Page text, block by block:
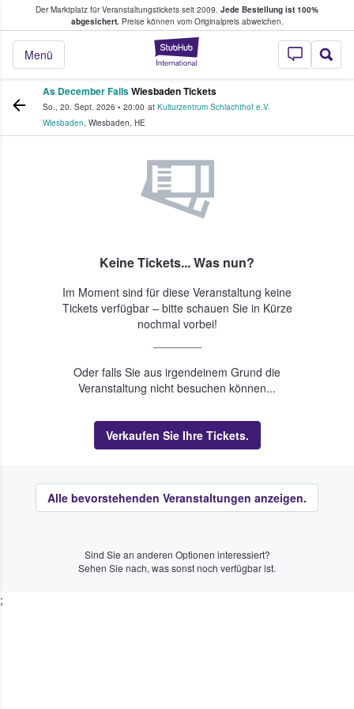
Der Marktplatz für Veranstaltungstickets seit 2009. Jede Bestellung ist 100%
abgesichert.Preise können vom Originalpreis abweichen.
StubHub - Wo
Menü
Tickets kaufen & verkaufen
As December FallsWiesbaden Tickets
So., 20. Sept. 2026 • 20:00 at Kulturzentrum Schlachthof e.V.
Wiesbaden, Wiesbaden, HE
Keine Tickets... Was nun?
Im Moment sind für diese Veranstaltung keine
Tickets verfügbar – bitte schauen Sie in Kürze
nochmal vorbei!
Oder falls Sie aus irgendeinem Grund die
Veranstaltung nicht besuchen können...
Verkaufen Sie Ihre Tickets.
Alle bevorstehenden Veranstaltungen anzeigen.
Sind Sie an anderen Optionen interessiert?
Sehen Sie nach, was sonst noch verfügbar ist.
;